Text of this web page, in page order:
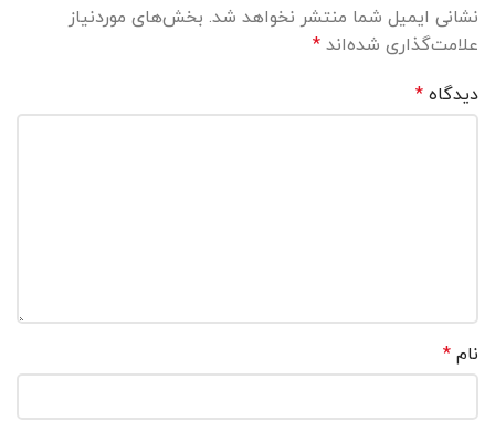
نشانی ایمیل شما منتشر نخواهد شد. بخش‌های موردنیاز
علامت‌گذاری شده‌اند*
دیدگاه*
نام*